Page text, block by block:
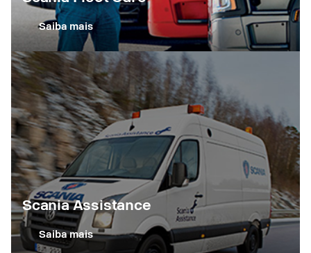
Saiba mais
Scania Assistance
Saiba mais